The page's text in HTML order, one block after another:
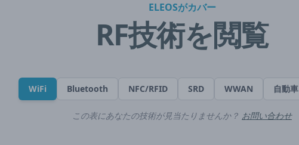
ELEOSがカバー
RF技術を閲覧
WiFi Bluetooth NFC/RFID SRD WWAN 自動車
この表にあなたの技術が見当たりませんか？ お問い合わせ